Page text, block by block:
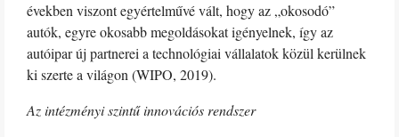
években viszont egyértelművé vált, hogy az „okosodó”
autók, egyre okosabb megoldásokat igényelnek, így az
autóipar új partnerei a technológiai vállalatok közül kerülnek
ki szerte a világon (WIPO, 2019).
Az intézményi szintű innovációs rendszer